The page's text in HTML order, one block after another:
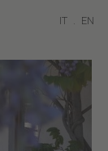
IT . EN